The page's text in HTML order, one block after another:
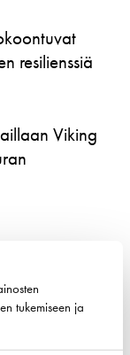
tukemiseen ja
resilienssiä
Viking
urge EU to